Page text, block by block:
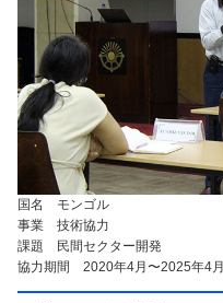
国名 モンゴル
事業 技術協力
課題 民間セクター開発
協力期間 2020年4月〜2025年4月